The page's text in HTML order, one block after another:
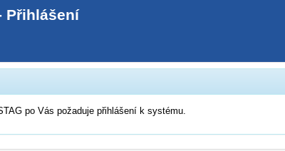
Přihlášení
po Vás požaduje přihlášení k systému.